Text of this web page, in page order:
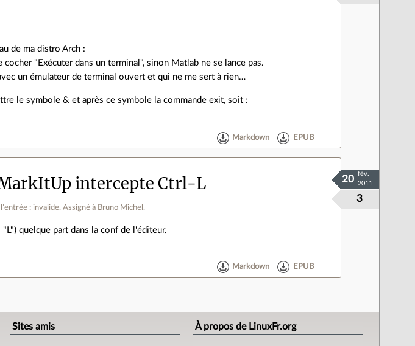
de ma distro Arch :
"Exécuter dans un terminal", sinon Matlab ne se lance pas.
un émulateur de terminal ouvert et qui ne me sert à rien…
le symbole & et après ce symbole la commande exit, soit :
Markdown EPUB
intercepte Ctrl-L
: invalide. Assigné à Bruno Michel.
3
20
fév.
2011
quelque part dans la conf de l'éditeur.
Markdown EPUB
Sites amis À propos de LinuxFr.org